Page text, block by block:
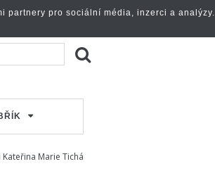
Marie Tichá
partnery pro sociální média, inzerci a analýzy.